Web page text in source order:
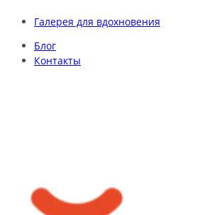
Галерея для вдохновения
Блог
Контакты